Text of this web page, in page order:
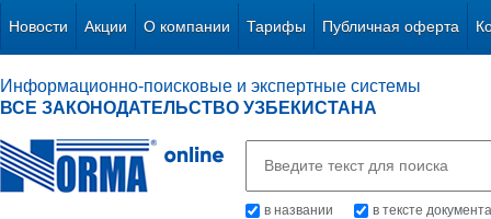
Новости Акции О компании Тарифы Публичная оферта
Информационно-поисковые и экспертные системы
ВСЕ ЗАКОНОДАТЕЛЬСТВО УЗБЕКИСТАНА
в названии в тексте документа